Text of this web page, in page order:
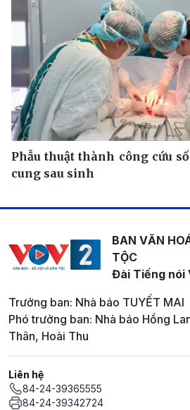
Phẫu thuật thành công cứu
cung sau sinh
BAN VĂN
TỘC
Đài Tiếng nói
Trưởng ban: Nhà báo TUYẾT MAI
Phó trưởng ban: Nhà báo Hồng
Thân, Hoài Thu
Liên hệ
84-24-39365555
84-24-39342724